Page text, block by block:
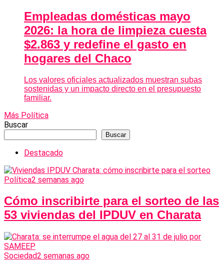
Empleadas domésticas mayo
2026: la hora de limpieza cuesta
$2.863 y redefine el gasto en
hogares del Chaco
Los valores oficiales actualizados muestran subas
sostenidas y un impacto directo en el presupuesto
familiar.
Más Política
Buscar
Buscar
Destacado
Política2 semanas ago
Cómo inscribirte para el sorteo de las
53 viviendas del IPDUV en Charata
Sociedad2 semanas ago